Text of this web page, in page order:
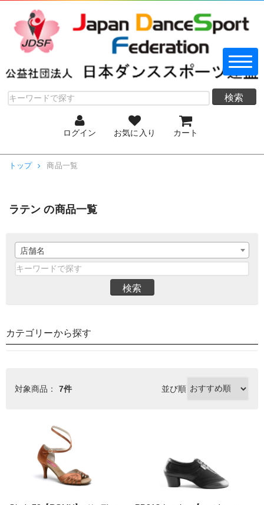
検索
ログイン お気に入り カート
トップ 商品一覧
ラテン の商品一覧
店舗名
検索
カテゴリーから探す
対象商品： 7件 並び順